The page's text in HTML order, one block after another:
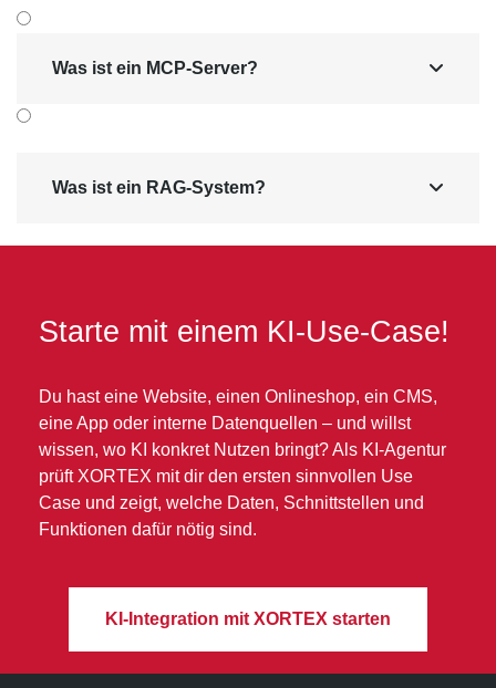
Was ist ein MCP-Server? 
Was ist ein RAG-System? 
Starte mit einem KI-Use-Case!
Du hast eine Website, einen Onlineshop, ein CMS,
eine App oder interne Datenquellen – und willst
wissen, wo KI konkret Nutzen bringt? Als KI-Agentur
prüft XORTEX mit dir den ersten sinnvollen Use
Case und zeigt, welche Daten, Schnittstellen und
Funktionen dafür nötig sind.
KI-Integration mit XORTEX starten